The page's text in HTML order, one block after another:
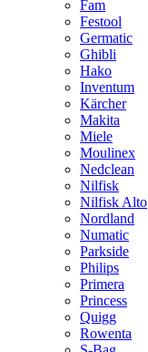
Fam
Festool
Germatic
Ghibli
Hako
Inventum
Kärcher
Makita
Miele
Moulinex
Nedclean
Nilfisk
Nilfisk Alto
Nordland
Numatic
Parkside
Philips
Primera
Princess
Quigg
Rowenta